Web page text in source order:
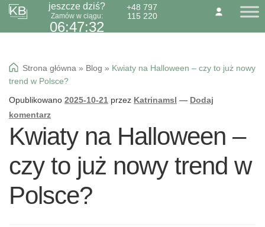
O NAS KONTAKTBLOG
Przejdź
do
Przejdź
do
jeszcze dziś?
Zamów w ciągu:
06:47:31
+48 797
115 220
Dzień Babci 21.01
Kwiaty
Wiązanki pogrzebowe
Strona główna » Blog » Kwiaty na Halloween – czy to już nowy
trend w Polsce?
Opublikowano 2025-10-21 przez Katrinamsl — Dodaj
komentarz
Kwiaty na Halloween –
czy to już nowy trend w
Polsce?